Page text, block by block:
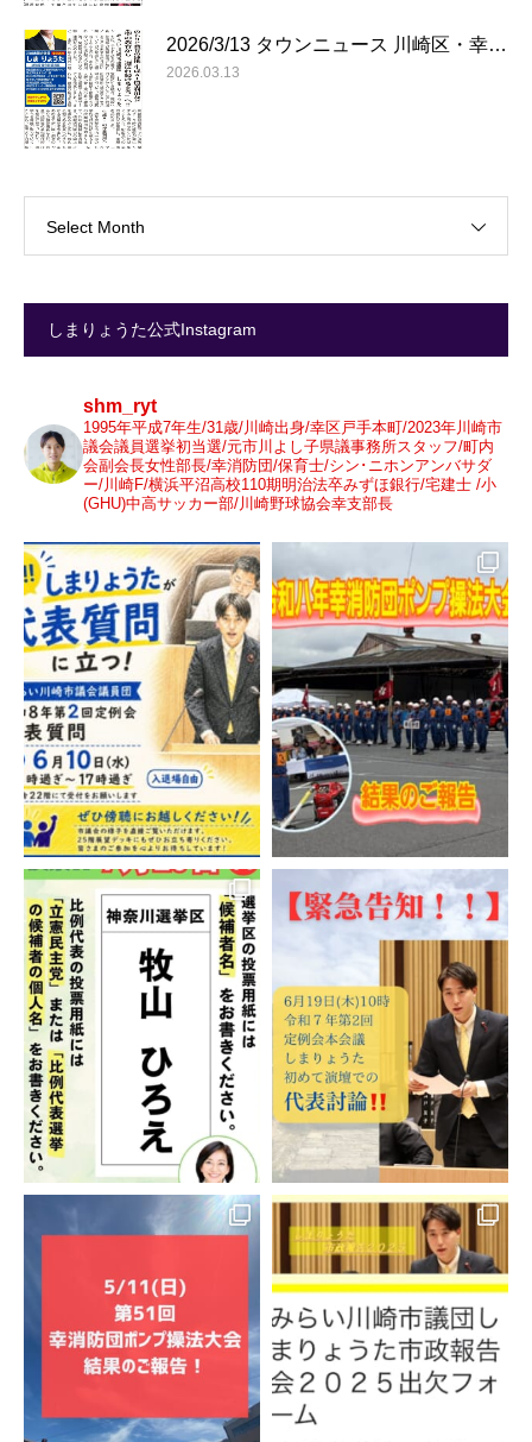
2026/3/13 タウンニュース 川崎区・幸…
2026.03.13
Select Month
しまりょうた公式Instagram
shm_ryt
1995年平成7年生/31歳/川崎出身/幸区戸手本町/2023年川崎市
議会議員選挙初当選/元市川よし子県議事務所スタッフ/町内
会副会長女性部長/幸消防団/保育士/シン･ニホンアンバサダ
ー/川崎F/横浜平沼高校110期明治法卒みずほ銀行/宅建士 /小
(GHU)中高サッカー部/川崎野球協会幸支部長